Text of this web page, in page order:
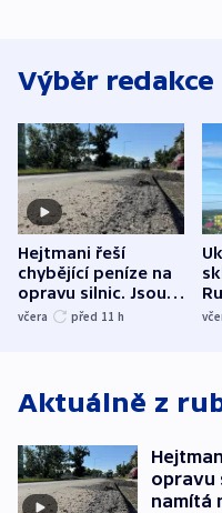
Výběr redakce
Hejtmani řeší
chybějící peníze na
opravu silnic. Jsou
nenárokové, namítá
včera před 11 h
Aktuálně z
opravu
namítá